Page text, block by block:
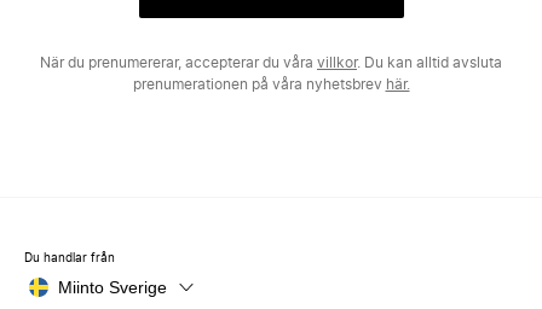
När du prenumererar, accepterar du våra villkor. Du kan alltid avsluta
prenumerationen på våra nyhetsbrev här.
Du handlar från
Miinto Sverige